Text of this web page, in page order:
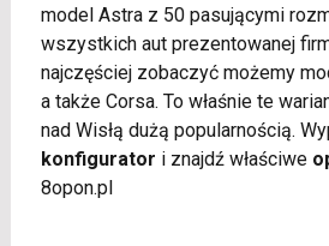
model Astra z 50 pasującymi
wszystkich aut prezentowanej
najczęściej zobaczyć możemy
a także Corsa. To właśnie te
nad Wisłą dużą popularnością.
konfigurator i znajdź właściwe
8opon.pl